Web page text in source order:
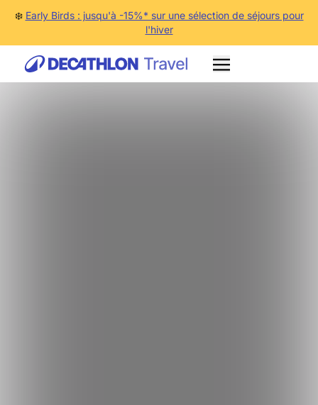
❄️ Early Birds : jusqu'à -15%* sur une sélection de séjours pour
l'hiver